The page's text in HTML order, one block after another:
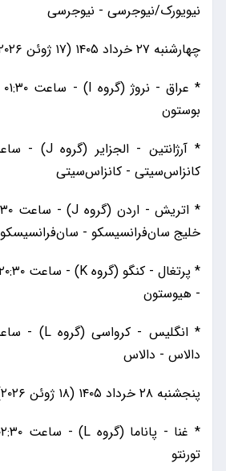
نیویورک/نیوجرسی - نیوجرسی
چهارشنبه ۲۷ خرداد ۱۴۰۵ (۱۷ ژوئن ۲۰۲۶)
بوستون
کانزاس‌سیتی - کانزاس‌سیتی
خلیج سان‌فرانسیسکو - سان‌فرانسیسکو
- هیوستون
دالاس - دالاس
پنجشنبه ۲۸ خرداد ۱۴۰۵ (۱۸ ژوئن ۲۰۲۶)
تورنتو